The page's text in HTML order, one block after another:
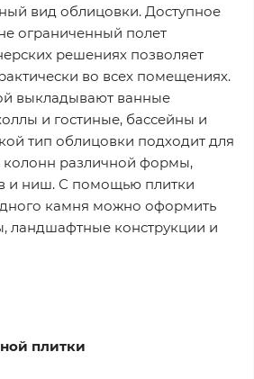
вид облицовки. Доступное
ограниченный полет
решениях позволяет
во всех помещениях.
выкладывают ванные
и гостиные, бассейны и
тип облицовки подходит для
различной формы,
и ниш. С помощью плитки
камня можно оформить
ландшафтные конструкции и
плитки